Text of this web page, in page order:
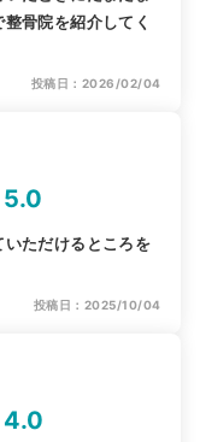
骨院を紹介してく
投稿日：2026/02/04
5.0
ただけるところを
投稿日：2025/10/04
4.0